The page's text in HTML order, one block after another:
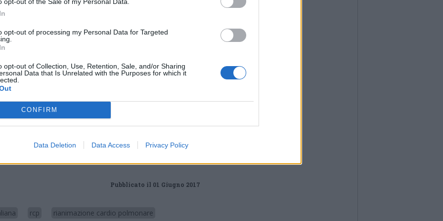
opt-out of processing my Personal Data for Targeted
opt-out of Collection, Use, Retention, Sale, and/or Sharing
Data that Is Unrelated with the Purposes for which it
CONFIRM
Data Deletion Data Access Privacy Policy
ogni giorno si impegnano per chi è in
con in dosso l’inconfondibile divisa
manovre di rianimazione
14.00 al Parco a Lago di Luino, Rimetti in
Via Confalonieri, 5
Castronno
Tutti gli eventi
di agosto
Pubblicato il 01 Giugno 2017
rcp rianimazione cardio polmonare